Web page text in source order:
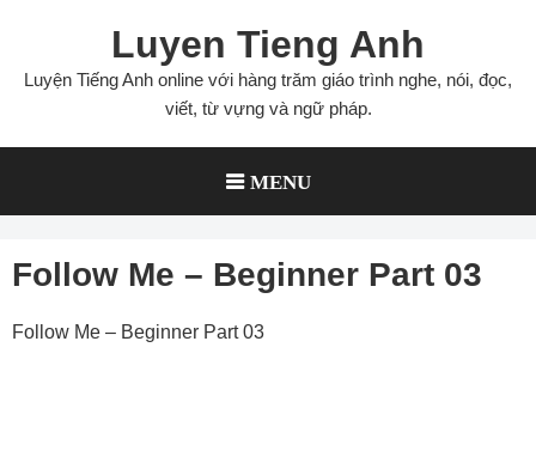
content
Luyen Tieng Anh
Luyện Tiếng Anh online với hàng trăm giáo trình nghe, nói, đọc,
viết, từ vựng và ngữ pháp.
MENU
Follow Me – Beginner Part 03
Follow Me – Beginner Part 03